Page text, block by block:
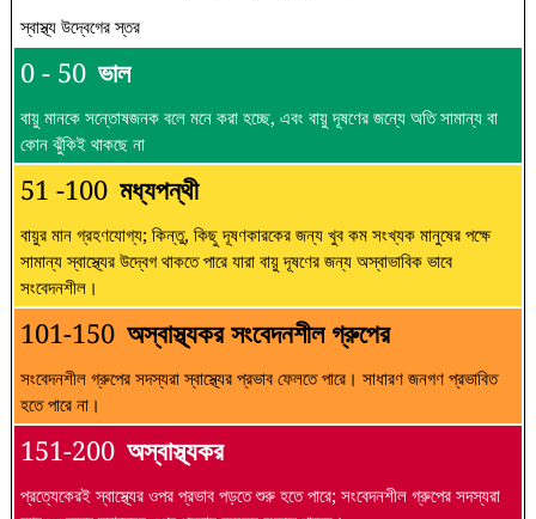
স্বাস্থ্য উদ্বেগের স্তর
0 - 50 ভাল
বায়ু মানকে সন্তোষজনক বলে মনে করা হচ্ছে, এবং বায়ু দূষণের জন্যে অতি সামান্য বা
কোন ঝুঁকিই থাকছে না
51 -100 মধ্যপন্থী
বায়ুর মান গ্রহণযোগ্য; কিন্তু, কিছু দূষণকারকের জন্য খুব কম সংখ্যক মানুষের পক্ষে
সামান্য স্বাস্থ্যের উদ্বেগ থাকতে পারে যারা বায়ু দূষণের জন্য অস্বাভাবিক ভাবে
সংবেদনশীল।
101-150 অস্বাস্থ্যকর সংবেদনশীল গ্রুপের
সংবেদনশীল গ্রুপের সদস্যরা স্বাস্থ্যের প্রভাব ফেলতে পারে। সাধারণ জনগণ প্রভাবিত
হতে পারে না।
151-200 অস্বাস্থ্যকর
প্রত্যেকেরই স্বাস্থ্যের ওপর প্রভাব পড়তে শুরু হতে পারে; সংবেদনশীল গ্রুপের সদস্যরা